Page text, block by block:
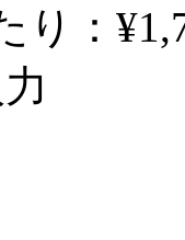
り：